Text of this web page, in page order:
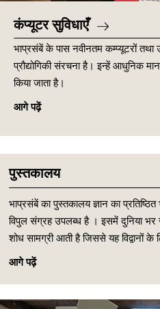
कंप्यूटर सुविधाएँ
भाप्रसंबें के पास नवीनतम कम्प्यूटरों
प्रौद्योगिकी संरचना है। इन्हें आधुनिक
किया जाता है।
आगे पढ़ें
पुस्तकालय
भाप्रसंबें का पुस्तकालय ज्ञान का
विपुल संग्रह उपलब्ध है । इसमें दुनिया भर
शोध सामग्री आती है जिससे यह विद्वानों
आगे पढ़ें